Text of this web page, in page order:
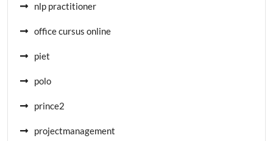
nlp practitioner
office cursus online
piet
polo
prince2
projectmanagement